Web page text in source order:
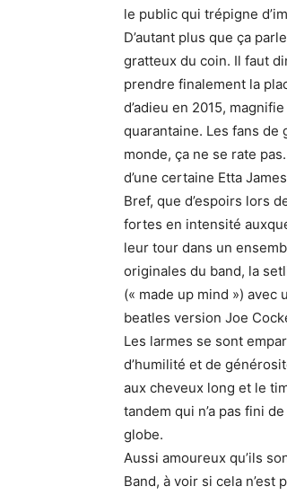
le public qui trépigne
D’autant plus que ça
gratteux du coin. Il faut
prendre finalement la
d’adieu en 2015,
quarantaine. Les fans de
monde, ça ne se rate
d’une certaine Etta
Bref, que d’espoirs lors
fortes en intensité
leur tour dans un
originales du band, la
(« made up mind »)
beatles version Joe
Les larmes se sont
d’humilité et de
aux cheveux long et le
tandem qui n’a pas fini
globe.
Aussi amoureux qu’ils
Band, à voir si cela n’est